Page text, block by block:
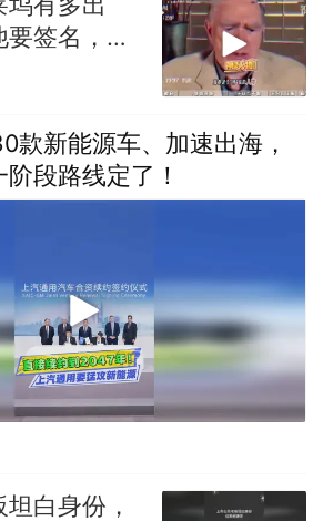
要签名，C
款新能源车、加速出海，
阶段路线定了！
坦白身份，